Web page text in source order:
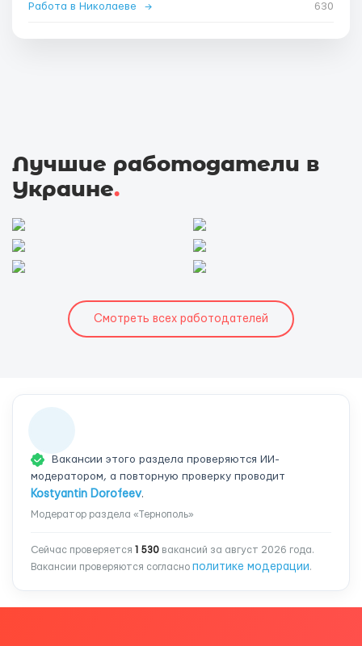
Работа в Николаеве → 630
Лучшие работодатели в
Украине.
Смотреть всех работодателей
Вакансии этого раздела проверяются ИИ-
модератором, а повторную проверку проводит
Kostyantin Dorofeev.
Модератор раздела «Тернополь»
Сейчас проверяется 1 530 вакансий за август 2026 года.
Вакансии проверяются согласно политике модерации.